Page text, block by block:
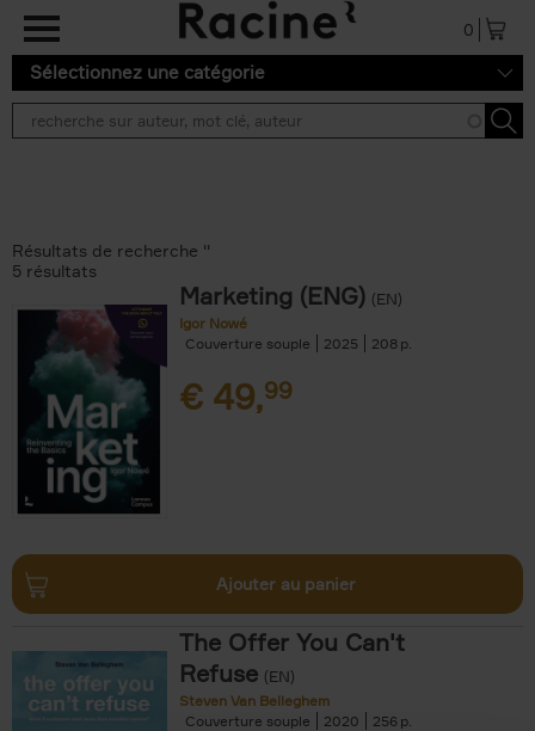
Aller au contenu principal
0
Sélectionnez une catégorie
Résultats de recherche ''
5 résultats
Marketing (ENG) (EN)
Igor Nowé
Couverture souple
2025 208
€ 49,99
Ajouter au panier
The Offer You Can't
Refuse (EN)
Steven Van Belleghem
Couverture souple
2020 256